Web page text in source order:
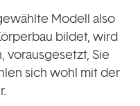
Modell also
bildet, wird
vorausgesetzt, Sie
sich wohl mit der